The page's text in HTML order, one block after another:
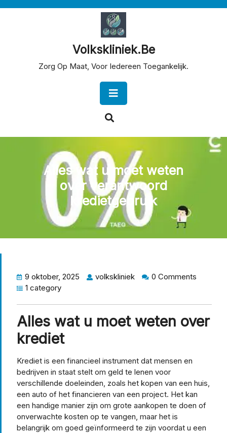
Volkskliniek.be
Zorg Op Maat, Voor Iedereen Toegankelijk.
Button
Alles wat u moet weten
over verantwoord
kredietgebruik
9 oktober, 2025 volkskliniek
0 Comments
1 category
Alles wat u moet weten over
krediet
Krediet is een financieel instrument dat mensen en
bedrijven in staat stelt om geld te lenen voor
verschillende doeleinden, zoals het kopen van een huis,
een auto of het financieren van een project. Het kan
een handige manier zijn om grote aankopen te doen of
onverwachte kosten op te vangen, maar het is
belangrijk om goed geïnformeerd te zijn voordat u een